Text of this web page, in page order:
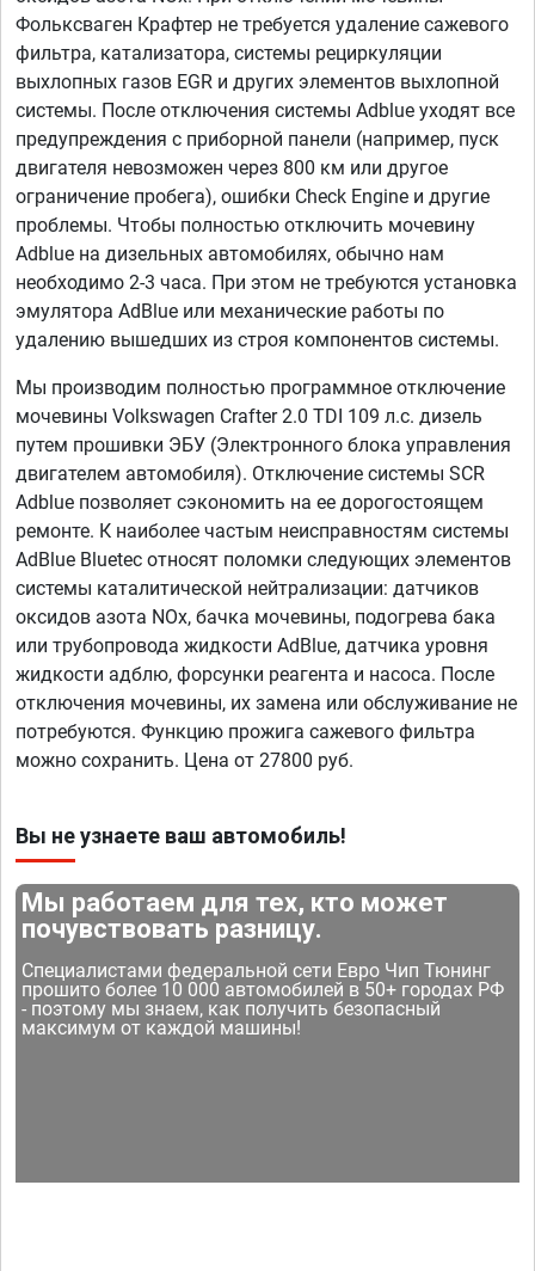
Фольксваген Крафтер не требуется удаление сажевого
фильтра, катализатора, системы рециркуляции
выхлопных газов EGR и других элементов выхлопной
системы. После отключения системы Adblue уходят все
предупреждения с приборной панели (например, пуск
двигателя невозможен через 800 км или другое
ограничение пробега), ошибки Check Engine и другие
проблемы. Чтобы полностью отключить мочевину
Adblue на дизельных автомобилях, обычно нам
необходимо 2-3 часа. При этом не требуются установка
эмулятора AdBlue или механические работы по
удалению вышедших из строя компонентов системы.
Мы производим полностью программное отключение
мочевины Volkswagen Crafter 2.0 TDI 109 л.с. дизель
путем прошивки ЭБУ (Электронного блока управления
двигателем автомобиля). Отключение системы SCR
Adblue позволяет сэкономить на ее дорогостоящем
ремонте. К наиболее частым неисправностям системы
AdBlue Bluetec относят поломки следующих элементов
системы каталитической нейтрализации: датчиков
оксидов азота NOx, бачка мочевины, подогрева бака
или трубопровода жидкости AdBlue, датчика уровня
жидкости адблю, форсунки реагента и насоса. После
отключения мочевины, их замена или обслуживание не
потребуются. Функцию прожига сажевого фильтра
можно сохранить. Цена от 27800 руб.
Вы не узнаете ваш автомобиль!
Мы работаем для тех, кто может
почувствовать разницу.
Специалистами федеральной сети Евро Чип Тюнинг
прошито более 10 000 автомобилей в 50+ городах РФ
- поэтому мы знаем, как получить безопасный
максимум от каждой машины!